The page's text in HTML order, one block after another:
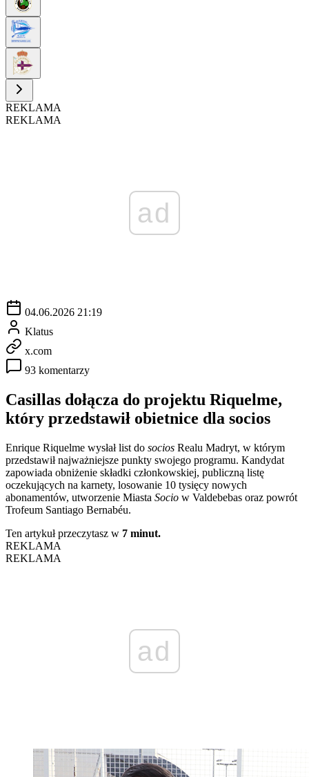
REKLAMA
REKLAMA
ad
04.06.2026 21:19
Klatus
x.com
93 komentarzy
Casillas dołącza do projektu Riquelme,
który przedstawił obietnice dla socios
Enrique Riquelme wysłał list do socios Realu Madryt, w którym
przedstawił najważniejsze punkty swojego programu. Kandydat
zapowiada obniżenie składki członkowskiej, publiczną listę
oczekujących na karnety, losowanie 10 tysięcy nowych
abonamentów, utworzenie Miasta Socio w Valdebebas oraz powrót
Trofeum Santiago Bernabéu.
Ten artykuł przeczytasz w 7 minut.
REKLAMA
REKLAMA
ad